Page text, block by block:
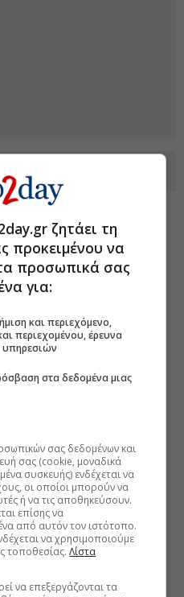
ζητάει τη
προκειμένου να
προσωπικά σας
για:
και περιεχόμενο,
περιεχομένου, έρευνα
υπηρεσιών
στα δεδομένα μιας
σας δεδομένων και
σας (cookie, μοναδικά
συσκευής) ενδέχεται να
οι οποίοι μπορούν να
ή να τις αποθηκεύσουν.
επίσης να
από αυτόν τον ιστότοπο.
να χρησιμοποιούμε
τοποθεσίας.Λίστα
να επεξεργάζονται τα